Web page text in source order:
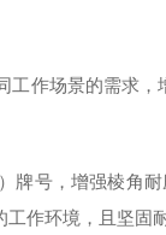
作场景的需求
号，增强棱角耐
作环境，且坚固